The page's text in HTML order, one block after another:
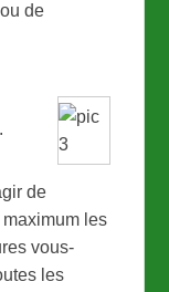
de
de
les
vous-
les